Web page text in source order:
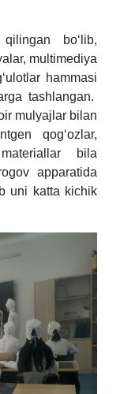
bo‘lib,
multimediya
hammasi
tashlangan.
mulyajlar bilan
qog‘ozlar,
bila
apparatida
uni katta kichik